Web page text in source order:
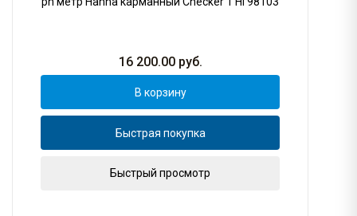
16 200.00руб.
В корзину
Быстрая покупка
Быстрый просмотр